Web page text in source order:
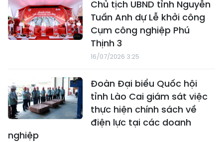
Chủ tịch UBND tỉnh Nguyễn
Tuấn Anh dự Lễ khởi công
Cụm công nghiệp Phú
Thịnh 3
16/07/2026 3:25
Đoàn Đại biểu Quốc hội
tỉnh Lào Cai giám sát việc
thực hiện chính sách về
điện lực tại các doanh
nghiệp